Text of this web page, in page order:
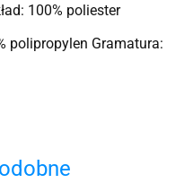
100% poliester
polipropylen Gramatura: